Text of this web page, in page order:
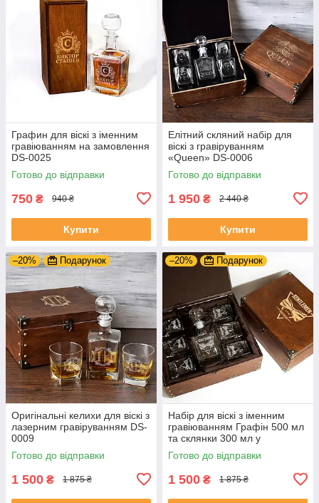
Графин для віскі з іменним
гравіюванням на замовлення
DS-0025
Готово до відправки
750 ₴ 940 ₴
Купити
Елітний скляний набір для
віскі з гравіруванням
«Queen» DS-0006
Готово до відправки
1 950 ₴ 2 440 ₴
Купити
–20% Подарунок
Оригінальні келихи для віскі з
лазерним гравіруванням DS-
0009
Готово до відправки
1 500 ₴ 1 875 ₴
–20% Подарунок
Набір для віскі з іменним
гравіюванням Графін 500 мл
та склянки 300 мл у
подарунок коханому
чоловікові DS-0020
Готово до відправки
1 500 ₴ 1 875 ₴